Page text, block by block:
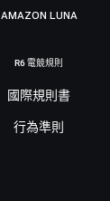
AMAZON LUNA
R6 電競規則
國際規則書
行為準則